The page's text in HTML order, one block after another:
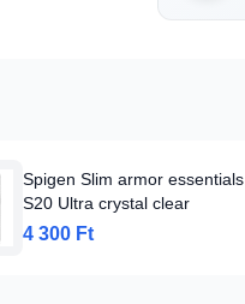
Spigen Slim armor
S20 Ultra crystal clear
4 300 Ft